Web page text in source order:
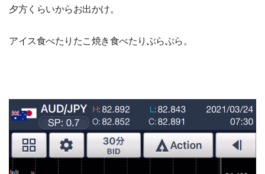
夕方くらいからお出かけ。
アイス食べたりたこ焼き食べたりぶらぶら。